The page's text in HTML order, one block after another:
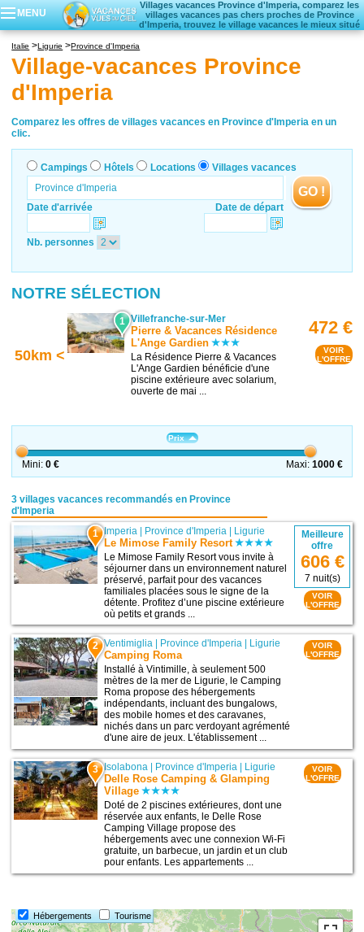
MENU
Villages vacances Province d'Imperia, comparez les
villages vacances pas chers proches de Province
d'Imperia, trouvez le village vacances le mieux situé
Locations vacances
Italie Ligurie Province d'Imperia
Village-vacances Province
d'Imperia
Comparez les offres de villages vacances en Province d'Imperia en un
clic.
Campings Hôtels Locations Villages vacances
Date d'arrivée Date de départ
GO !
Nb. personnes
NOTRE SÉLECTION
50km <
1 Villefranche-sur-Mer
Pierre & Vacances Résidence
L'Ange Gardien
La Résidence Pierre & Vacances
L'Ange Gardien bénéficie d'une
piscine extérieure avec solarium,
ouverte de mai ...
472 €
VOIR
L'OFFRE
Prix
Mini: 0 € Maxi: 1000 €
3 villages vacances recommandés en Province
d'Imperia
1 Imperia | Province d'Imperia | Ligurie
Le Mimose Family Resort
Le Mimose Family Resort vous invite à
séjourner dans un environnement naturel
préservé, parfait pour des vacances
familiales placées sous le signe de la
détente. Profitez d’une piscine extérieure
où petits et grands ...
Meilleure
offre
606 €
7 nuit(s)
VOIR
L'OFFRE
2 Ventimiglia Province d'Imperia Ligurie
Camping Roma
Installé à Vintimille, à seulement 500
mètres de la mer de Ligurie, le Camping
Roma propose des hébergements
indépendants, incluant des bungalows,
des mobile homes et des caravanes,
nichés dans un parc verdoyant agrémenté
d'une aire de jeux. L'établissement ...
VOIR
L'OFFRE
3 Isolabona Province d'Imperia Ligurie
Delle Rose Camping & Glamping
Village
Doté de 2 piscines extérieures, dont une
réservée aux enfants, le Delle Rose
Camping Village propose des
hébergements avec une connexion Wi-Fi
gratuite, un barbecue, un jardin et un club
pour enfants. Les appartements ...
VOIR
L'OFFRE
Hébergements Tourisme